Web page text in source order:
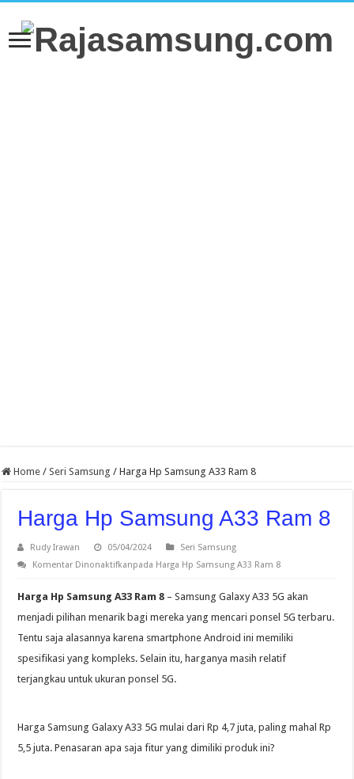
Home / Seri Samsung / Harga Hp Samsung A33 Ram 8
Harga Hp Samsung A33 Ram 8
Rudy Irawan 05/04/2024
Seri Samsung
Komentar Dinonaktifkanpada Harga Hp Samsung A33 Ram 8
Harga Hp Samsung A33 Ram 8 – Samsung Galaxy A33 5G akan
menjadi pilihan menarik bagi mereka yang mencari ponsel 5G terbaru.
Tentu saja alasannya karena smartphone Android ini memiliki
spesifikasi yang kompleks. Selain itu, harganya masih relatif
terjangkau untuk ukuran ponsel 5G.
Harga Samsung Galaxy A33 5G mulai dari Rp 4,7 juta, paling mahal Rp
5,5 juta. Penasaran apa saja fitur yang dimiliki produk ini?